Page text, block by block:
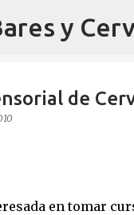
y
de
en tomar